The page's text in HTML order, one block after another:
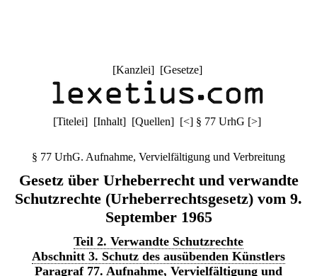
[Kanzlei] [Gesetze]
[Titelei] [Inhalt] [Quellen] [<] § 77 UrhG [>]
§ 77 UrhG. Aufnahme, Vervielfältigung und Verbreitung
Gesetz über Urheberrecht und verwandte
Schutzrechte (Urheberrechtsgesetz) vom 9.
September 1965
Teil 2. Verwandte Schutzrechte
Abschnitt 3. Schutz des ausübenden Künstlers
Paragraf 77. Aufnahme, Vervielfältigung und